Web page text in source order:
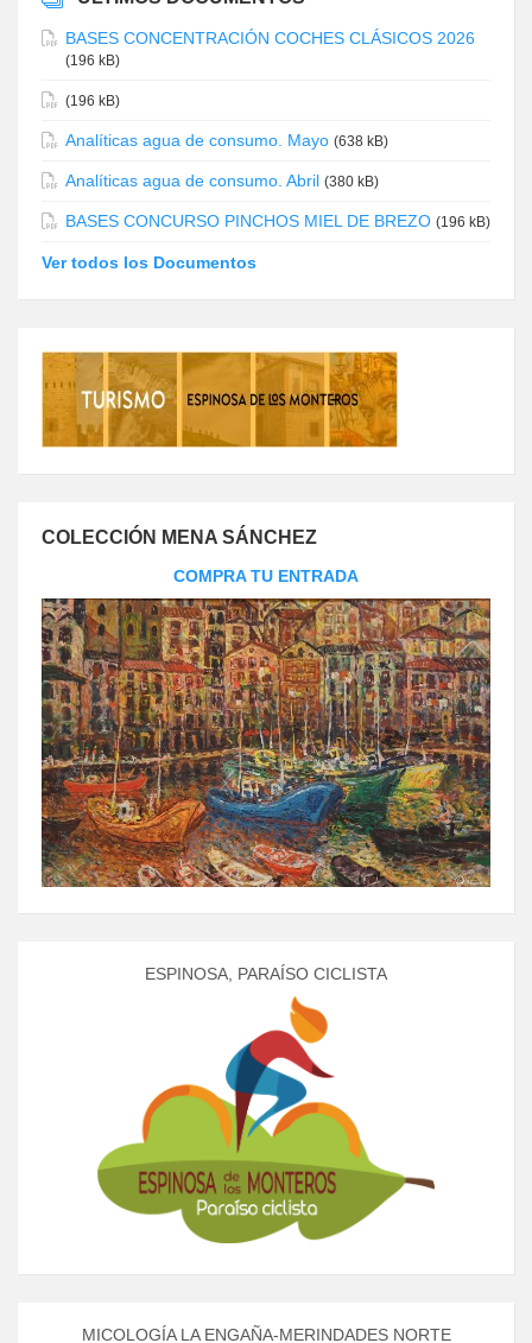
BASES CONCENTRACIÓN COCHES CLÁSICOS 2026
(196 kB)
(196 kB)
Analíticas agua de consumo. Mayo (638 kB)
Analíticas agua de consumo. Abril (380 kB)
BASES CONCURSO PINCHOS MIEL DE BREZO (196 kB)
Ver todos los Documentos
COLECCIÓN MENA SÁNCHEZ
COMPRA TU ENTRADA
ESPINOSA, PARAÍSO CICLISTA
MICOLOGÍA LA ENGAÑA-MERINDADES NORTE